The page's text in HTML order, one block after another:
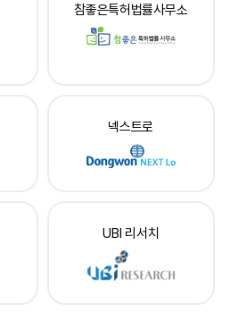
참좋은특허법률사무소
넥스트로
UBI 리서치